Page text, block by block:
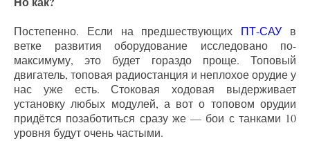
Постепенно. Если на предшествующих ПТ-САУ в
ветке развития оборудование исследовано по-
максимуму, это будет гораздо проще. Топовый
двигатель, топовая радиостанция и неплохое орудие у
нас уже есть. Стоковая ходовая выдерживает
установку любых модулей, а вот о топовом орудии
придётся позаботиться сразу же — бои с танками 10
уровня будут очень частыми.